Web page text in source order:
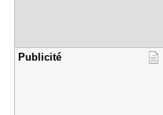
Publicité